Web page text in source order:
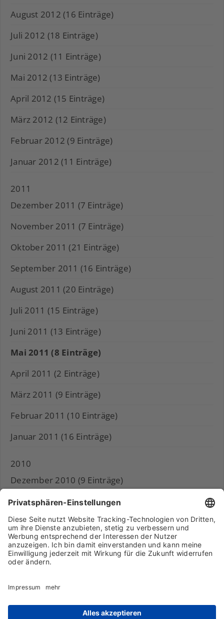
August 2012 (16 Einträge)
Juli 2012 (18 Einträge)
Juni 2012 (11 Einträge)
Mai 2012 (13 Einträge)
April 2012 (15 Einträge)
März 2012 (12 Einträge)
Februar 2012 (9 Einträge)
Januar 2012 (11 Einträge)
2011
Dezember 2011 (7 Einträge)
November 2011 (7 Einträge)
Oktober 2011 (21 Einträge)
September 2011 (16 Einträge)
August 2011 (20 Einträge)
Juli 2011 (15 Einträge)
Juni 2011 (13 Einträge)
Mai 2011 (8 Einträge)
April 2011 (2 Einträge)
März 2011 (9 Einträge)
Februar 2011 (10 Einträge)
Januar 2011 (16 Einträge)
2010
Dezember 2010 (9 Einträge)
November 2010 (11 Einträge)
Markenpartner